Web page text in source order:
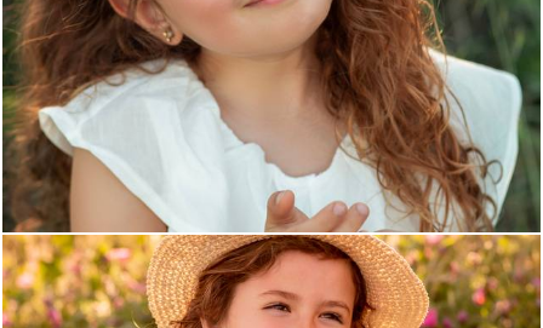
708 11